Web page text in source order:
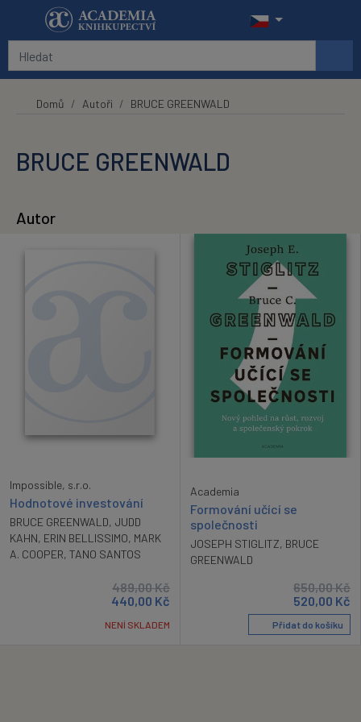
Přeskočit na hlavní obsah
Domů Autoři BRUCE GREENWALD
BRUCE GREENWALD
Autor
Impossible, s.r.o.
Hodnotové investování
BRUCE GREENWALD, JUDD
KAHN, ERIN BELLISSIMO, MARK
A. COOPER, TANO SANTOS
489,00Kč
440,00 Kč
NENÍ SKLADEM
Academia
Formování učící se
společnosti
JOSEPH STIGLITZ, BRUCE
GREENWALD
650,00Kč
520,00 Kč
Přidat do košíku